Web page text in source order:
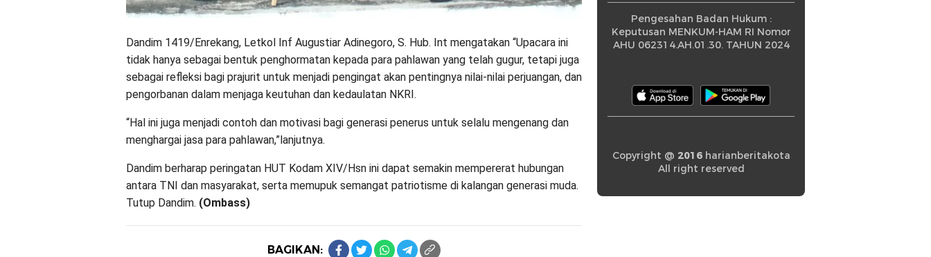
Dandim 1419/Enrekang, Letkol Inf Augustiar Adinegoro, S. Hub. Int mengatakan “Upacara ini
tidak hanya sebagai bentuk penghormatan kepada para pahlawan yang telah gugur, tetapi juga
sebagai refleksi bagi prajurit untuk menjadi pengingat akan pentingnya nilai-nilai perjuangan, dan
pengorbanan dalam menjaga keutuhan dan kedaulatan NKRI.
“Hal ini juga menjadi contoh dan motivasi bagi generasi penerus untuk selalu mengenang dan
menghargai jasa para pahlawan,”lanjutnya.
Dandim berharap peringatan HUT Kodam XIV/Hsn ini dapat semakin mempererat hubungan
antara TNI dan masyarakat, serta memupuk semangat patriotisme di kalangan generasi muda.
Tutup Dandim. (Ombass)
BAGIKAN:
Pengesahan Badan Hukum :
Keputusan MENKUM-HAM RI Nomor
AHU 062314.AH.01.30. TAHUN 2024
Copyright @ 2016harianberitakota
All right reserved